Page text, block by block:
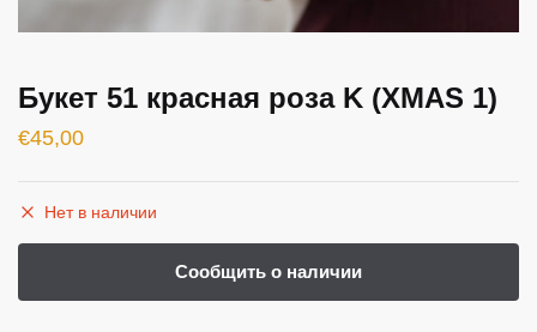
Букет 51 красная роза K (XMAS 1)
€45,00
Нет в наличии